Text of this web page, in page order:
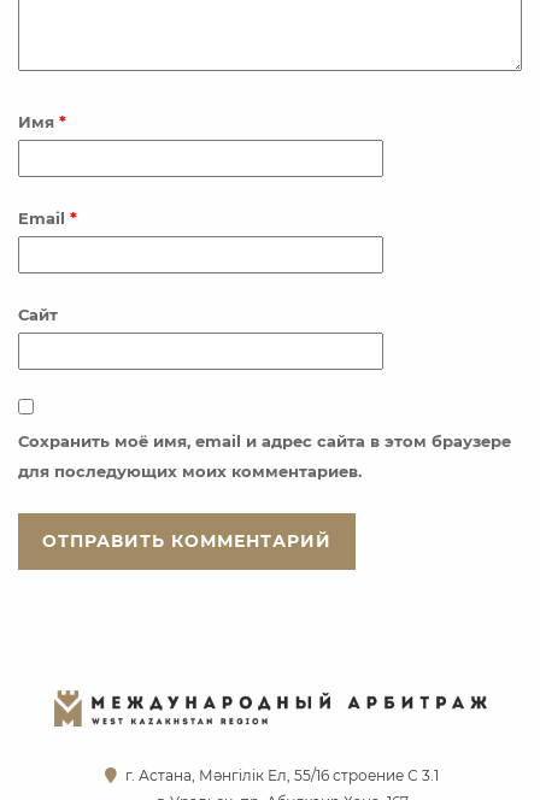
Имя *
Email *
Сайт
Сохранить моё имя, email и адрес сайта в этом браузере
для последующих моих комментариев.
г. Астана, Мәнгілік Ел, 55/16 строение С 3.1